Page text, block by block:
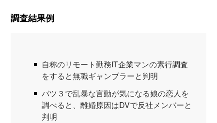
調査結果例
自称のリモート勤務IT企業マンの素行調査
をすると無職ギャンブラーと判明
バツ３で乱暴な言動が気になる娘の恋人を
調べると、離婚原因はDVで反社メンバーと
判明